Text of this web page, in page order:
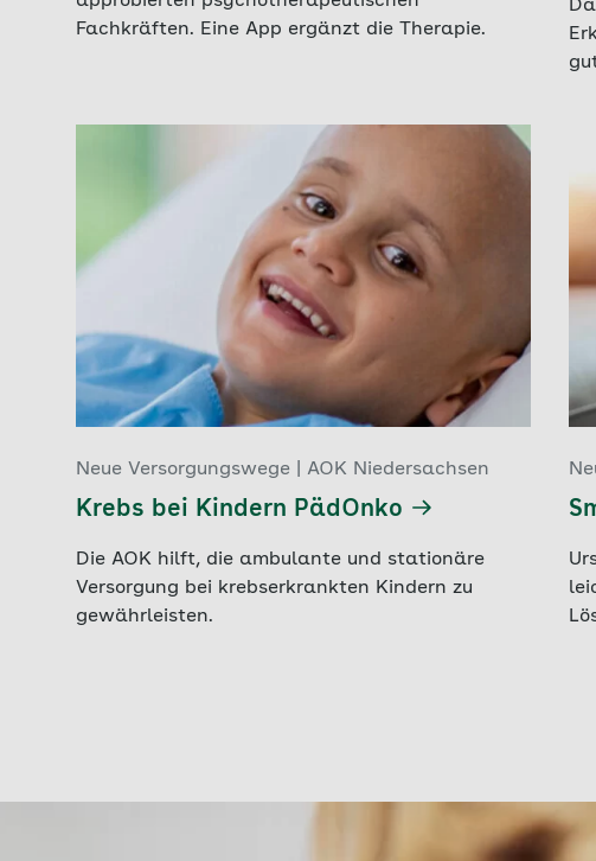
Fachkräften. Eine App ergänzt die Therapie.
Neue Versorgungswege | AOK Niedersachsen
Krebs bei Kindern PädOnko
Die AOK hilft, die ambulante und stationäre
Versorgung bei krebserkrankten Kindern zu
gewährleisten.